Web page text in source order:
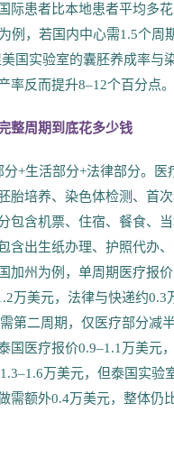
际患者比本地患者平均多
例，若国内中心需1.5个周
国实验室的囊胚养成率与
率反而提升8–12个百分点。
整周期到底花多少钱
+生活部分+法律部分。医
胎培养、染色体检测、首
包含机票、住宿、餐食、当
含出生纸办理、护照代办
加州为例，单周期医疗报
万美元，法律与快递约0.3
第二周期，仅医疗部分减
国医疗报价0.9–1.1万美元
万美元，但泰国实验
需额外0.4万美元，整体仍